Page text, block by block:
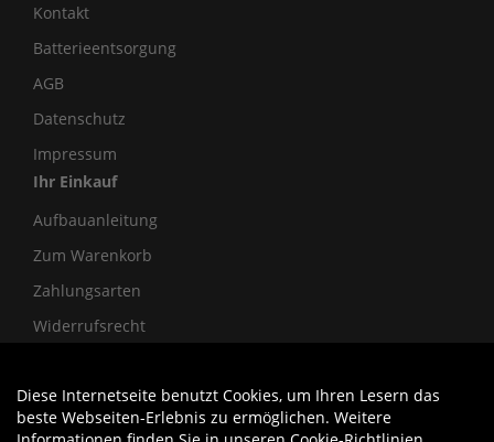
Kontakt
Batterieentsorgung
AGB
Datenschutz
Impressum
Ihr Einkauf
Aufbauanleitung
Zum Warenkorb
Zahlungsarten
Widerrufsrecht
Diese Internetseite benutzt Cookies, um Ihren Lesern das
beste Webseiten-Erlebnis zu ermöglichen. Weitere
Auftrag widerrufen